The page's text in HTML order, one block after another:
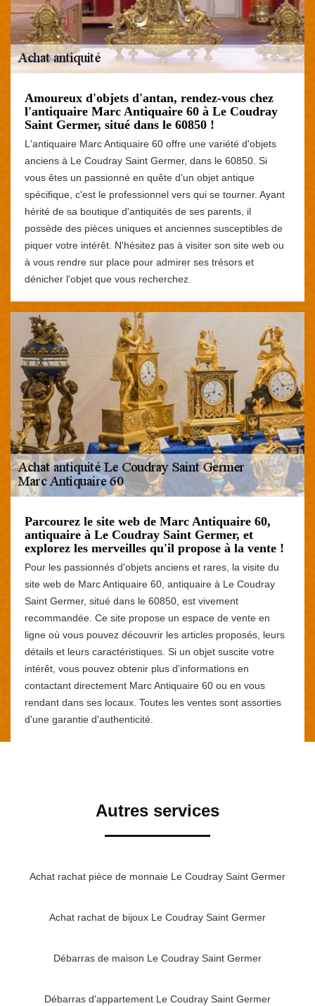
Amoureux d'objets d'antan, rendez-vous chez
l'antiquaire Marc Antiquaire 60 à Le Coudray
Saint Germer, situé dans le 60850 !
L'antiquaire Marc Antiquaire 60 offre une variété d'objets
anciens à Le Coudray Saint Germer, dans le 60850. Si
vous êtes un passionné en quête d'un objet antique
spécifique, c'est le professionnel vers qui se tourner. Ayant
hérité de sa boutique d'antiquités de ses parents, il
possède des pièces uniques et anciennes susceptibles de
piquer votre intérêt. N'hésitez pas à visiter son site web ou
à vous rendre sur place pour admirer ses trésors et
dénicher l'objet que vous recherchez.
Parcourez le site web de Marc Antiquaire 60,
antiquaire à Le Coudray Saint Germer, et
explorez les merveilles qu'il propose à la vente !
Pour les passionnés d'objets anciens et rares, la visite du
site web de Marc Antiquaire 60, antiquaire à Le Coudray
Saint Germer, situé dans le 60850, est vivement
recommandée. Ce site propose un espace de vente en
ligne où vous pouvez découvrir les articles proposés, leurs
détails et leurs caractéristiques. Si un objet suscite votre
intérêt, vous pouvez obtenir plus d'informations en
contactant directement Marc Antiquaire 60 ou en vous
rendant dans ses locaux. Toutes les ventes sont assorties
d'une garantie d'authenticité.
Autres services
Achat rachat pièce de monnaie Le Coudray Saint Germer
Achat rachat de bijoux Le Coudray Saint Germer
Débarras de maison Le Coudray Saint Germer
Débarras d'appartement Le Coudray Saint Germer